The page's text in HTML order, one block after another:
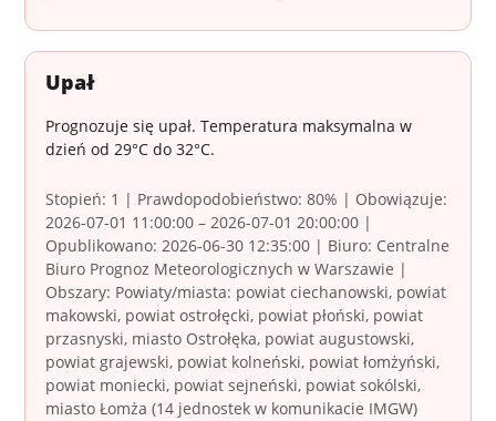
Upał
Prognozuje się upał. Temperatura maksymalna w
dzień od 29°C do 32°C.
Stopień: 1 | Prawdopodobieństwo: 80% | Obowiązuje:
2026-07-01 11:00:00 – 2026-07-01 20:00:00 |
Opublikowano: 2026-06-30 12:35:00 | Biuro: Centralne
Biuro Prognoz Meteorologicznych w Warszawie |
Obszary: Powiaty/miasta: powiat ciechanowski, powiat
makowski, powiat ostrołęcki, powiat płoński, powiat
przasnyski, miasto Ostrołęka, powiat augustowski,
powiat grajewski, powiat kolneński, powiat łomżyński,
powiat moniecki, powiat sejneński, powiat sokólski,
miasto Łomża (14 jednostek w komunikacie IMGW)